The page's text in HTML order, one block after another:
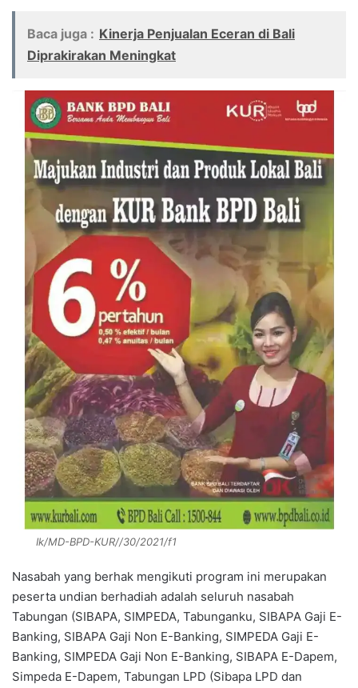
Baca juga : Kinerja Penjualan Eceran di Bali
Diprakirakan Meningkat
Ik/MD-BPD-KUR//30/2021/f1
Nasabah yang berhak mengikuti program ini merupakan
peserta undian berhadiah adalah seluruh nasabah
Tabungan (SIBAPA, SIMPEDA, Tabunganku, SIBAPA Gaji E-
Banking, SIBAPA Gaji Non E-Banking, SIMPEDA Gaji E-
Banking, SIMPEDA Gaji Non E-Banking, SIBAPA E-Dapem,
Simpeda E-Dapem, Tabungan LPD (Sibapa LPD dan